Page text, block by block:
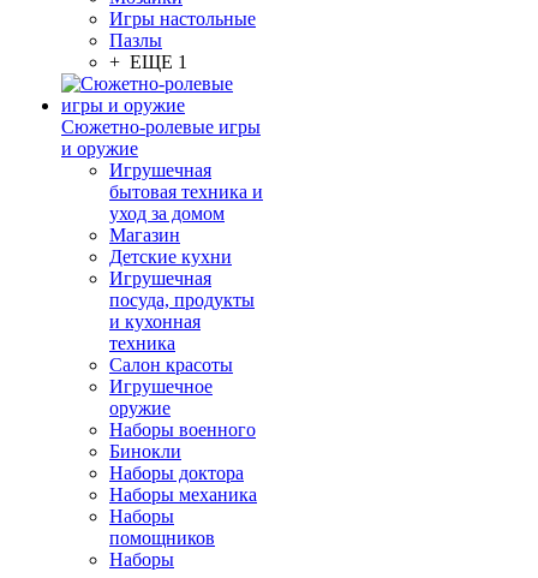
Игры настольные
Пазлы
+ ЕЩЕ 1
Сюжетно-ролевые игры
и оружие
Игрушечная
бытовая техника и
уход за домом
Магазин
Детские кухни
Игрушечная
посуда, продукты
и кухонная
техника
Салон красоты
Игрушечное
оружие
Наборы военного
Бинокли
Наборы доктора
Наборы механика
Наборы
помощников
Наборы